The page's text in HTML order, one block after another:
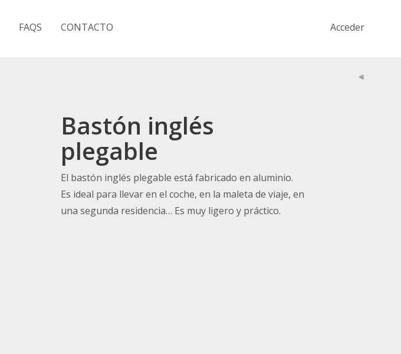
FAQS CONTACTO Acceder
Bastón inglés
plegable
El bastón inglés plegable está fabricado en aluminio.
Es ideal para llevar en el coche, en la maleta de viaje, en
una segunda residencia… Es muy ligero y práctico.